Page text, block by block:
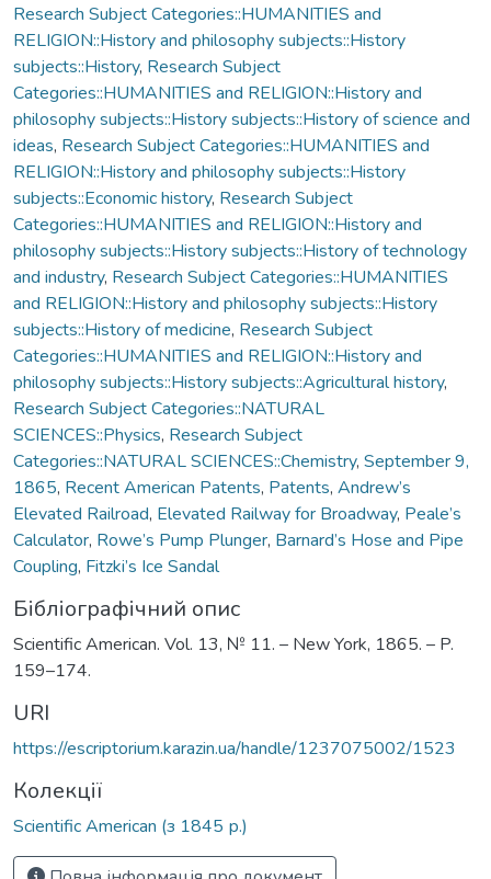
Research Subject Categories::HUMANITIES and
RELIGION::History and philosophy subjects::History
subjects::History, Research Subject
Categories::HUMANITIES and RELIGION::History and
philosophy subjects::History subjects::History of science and
ideas, Research Subject Categories::HUMANITIES and
RELIGION::History and philosophy subjects::History
subjects::Economic history, Research Subject
Categories::HUMANITIES and RELIGION::History and
philosophy subjects::History subjects::History of technology
and industry, Research Subject Categories::HUMANITIES
and RELIGION::History and philosophy subjects::History
subjects::History of medicine, Research Subject
Categories::HUMANITIES and RELIGION::History and
philosophy subjects::History subjects::Agricultural history,
Research Subject Categories::NATURAL
SCIENCES::Physics, Research Subject
Categories::NATURAL SCIENCES::Chemistry, September 9,
1865, Recent American Patents, Patents, Andrew’s
Elevated Railroad, Elevated Railway for Broadway, Peale’s
Calculator, Rowe’s Pump Plunger, Barnard’s Hose and Pipe
Coupling, Fitzki’s Ice Sandal
Бібліографічний опис
Scientific American. Vol. 13, № 11. – New York, 1865. – P.
159–174.
URI
https://escriptorium.karazin.ua/handle/1237075002/1523
Колекції
Scientific American (з 1845 р.)